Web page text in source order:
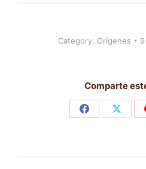
Category: Orígenes
Comparte
Share Share